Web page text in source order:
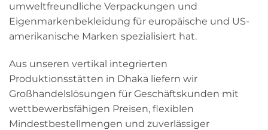
umweltfreundliche Verpackungen und
Eigenmarkenbekleidung für europäische und US-
amerikanische Marken spezialisiert hat.
Aus unseren vertikal integrierten
Produktionsstätten in Dhaka liefern wir
Großhandelslösungen für Geschäftskunden mit
wettbewerbsfähigen Preisen, flexiblen
Mindestbestellmengen und zuverlässiger